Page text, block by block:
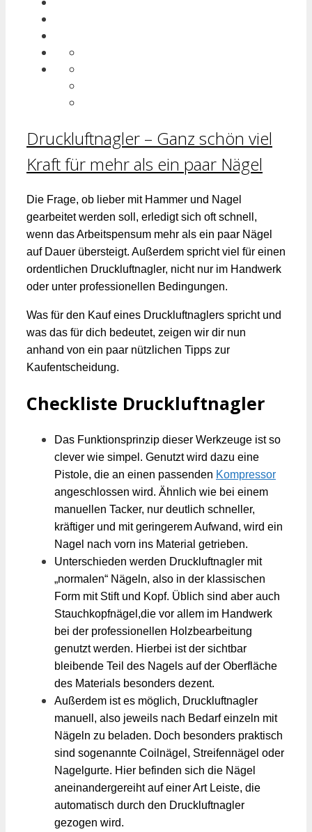
Druckluftnagler – Ganz schön viel
Kraft für mehr als ein paar Nägel
Die Frage, ob lieber mit Hammer und Nagel
gearbeitet werden soll, erledigt sich oft schnell,
wenn das Arbeitspensum mehr als ein paar Nägel
auf Dauer übersteigt. Außerdem spricht viel für einen
ordentlichen Druckluftnagler, nicht nur im Handwerk
oder unter professionellen Bedingungen.
Was für den Kauf eines Druckluftnaglers spricht und
was das für dich bedeutet, zeigen wir dir nun
anhand von ein paar nützlichen Tipps zur
Kaufentscheidung.
Checkliste Druckluftnagler
Das Funktionsprinzip dieser Werkzeuge ist so
clever wie simpel. Genutzt wird dazu eine
Pistole, die an einen passenden Kompressor
angeschlossen wird. Ähnlich wie bei einem
manuellen Tacker, nur deutlich schneller,
kräftiger und mit geringerem Aufwand, wird ein
Nagel nach vorn ins Material getrieben.
Unterschieden werden Druckluftnagler mit
„normalen“ Nägeln, also in der klassischen
Form mit Stift und Kopf. Üblich sind aber auch
Stauchkopfnägel,die vor allem im Handwerk
bei der professionellen Holzbearbeitung
genutzt werden. Hierbei ist der sichtbar
bleibende Teil des Nagels auf der Oberfläche
des Materials besonders dezent.
Außerdem ist es möglich, Druckluftnagler
manuell, also jeweils nach Bedarf einzeln mit
Nägeln zu beladen. Doch besonders praktisch
sind sogenannte Coilnägel, Streifennägel oder
Nagelgurte. Hier befinden sich die Nägel
aneinandergereiht auf einer Art Leiste, die
automatisch durch den Druckluftnagler
gezogen wird.